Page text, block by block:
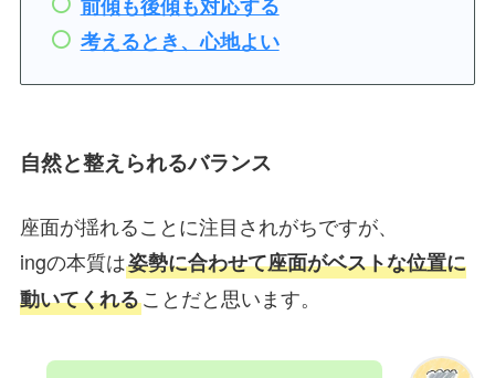
考えるとき、心地よい
自然と整えられるバランス
座面が揺れることに注目されがちですが、
ingの本質は姿勢に合わせて座面がベストな位置に
動いてくれることだと思います。